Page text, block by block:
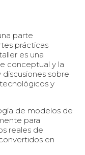
parte
prácticas
es una
conceptual y la
sobre
y
de modelos de
para
reales de
en